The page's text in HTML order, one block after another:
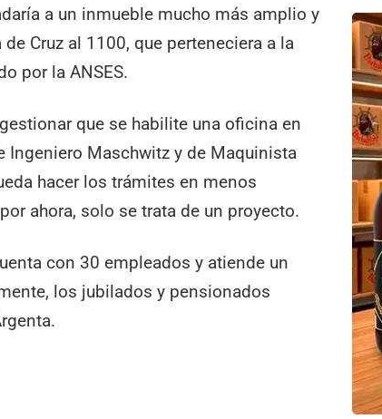
a un inmueble mucho más amplio y
Cruz al 1100, que perteneciera a la
por la ANSES.
que se habilite una oficina en
Ingeniero Maschwitz y de Maquinista
hacer los trámites en menos
ahora, solo se trata de un proyecto.
con 30 empleados y atiende un
los jubilados y pensionados